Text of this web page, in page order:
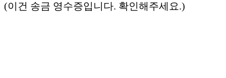
(이건 송금 영수증입니다. 확인해주세요.)